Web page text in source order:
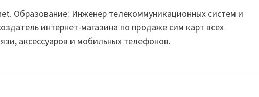
Образование: Инженер телекоммуникационных систем и
интернет-магазина по продаже сим карт всех
аксессуаров и мобильных телефонов.